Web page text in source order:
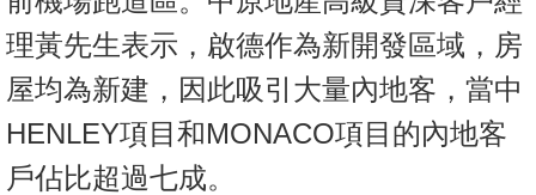
理黃先生表示，啟德作為新開發區域，房
屋均為新建，因此吸引大量內地客，當中
HENLEY項目和MONACO項目的內地客
戶佔比超過七成。